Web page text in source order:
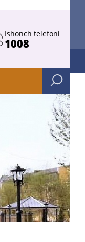
Ishonch telefoni
1008